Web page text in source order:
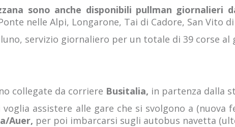
sono anche disponibili pullman giornalieri
nelle Alpi, Longarone, Tai di Cadore, San Vito di
servizio giornaliero per un totale di 39 corse al
collegate da corriere Busitalia, in partenza dalla
assistere alle gare che si svolgono a (nuova
Auer, per poi imbarcarsi sugli autobus navetta